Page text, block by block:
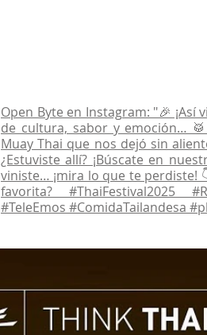
Open Byte en Instagram: "🎉 ¡Así
de cultura, sabor y emoción…
Muay Thai que nos dejó sin
¿Estuviste allí? ¡Búscate en
viniste… ¡mira lo que te perdiste!
favorita? #ThaiFestival2025
#TeleEmos #ComidaTailandesa